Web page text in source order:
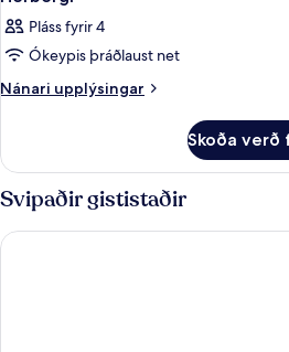
Pláss fyrir 4
Ókeypis þráðlaust net
Nánari upplýsingar
Nánari
Skoða verð
Svipaðir gististaðir
Bordoy Mostatxins - Hotel Boutique